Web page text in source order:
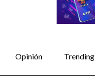
Opinión Trending